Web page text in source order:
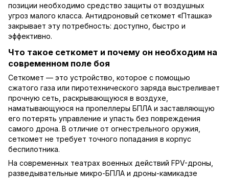
позиции необходимо средство защиты от воздушных
угроз малого класса. Антидроновый сеткомет «Пташка»
закрывает эту потребность: доступно, быстро и
эффективно.
Что такое сеткомет и почему он необходим на
современном поле боя
Сеткомет — это устройство, которое с помощью
сжатого газа или пиротехнического заряда выстреливает
прочную сеть, раскрывающуюся в воздухе,
наматывающуюся на пропеллеры БПЛА и заставляющую
его потерять управление и упасть без повреждения
самого дрона. В отличие от огнестрельного оружия,
сеткомет не требует точного попадания в корпус
беспилотника.
На современных театрах военных действий FPV-дроны,
разведывательные микро-БПЛА и дроны-камикадзе